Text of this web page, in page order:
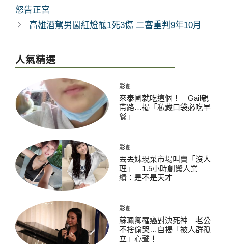
怒告正宮
高雄酒駕男闖紅燈釀1死3傷 二審重判9年10月
人氣精選
影劇
來泰國就吃這個！ Gail親
帶路…揭「私藏口袋必吃早
餐」
影劇
丟丟妹現菜市場叫賣「沒人
理」 1.5小時創驚人業
績：是不是天才
影劇
蘇珮卿罹癌對決死神 老公
不捨偷哭…自揭「被人群孤
立」心聲！